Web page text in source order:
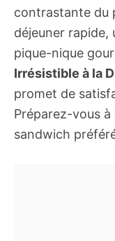
contrastante du
déjeuner rapide,
pique-nique
Irrésistible à la
promet de
Préparez-vous
sandwich